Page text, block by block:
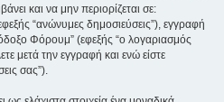
και να μην περιορίζεται σε:
“ανώνυμες δημοσιεύσεις”), εγγραφή
Φόρουμ” (εφεξής “ο λογαριασμός
μετά την εγγραφή και ενώ είστε
σας”).